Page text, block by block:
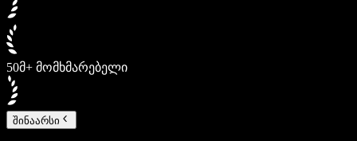
50მ+ მომხმარებელი
შინაარსი